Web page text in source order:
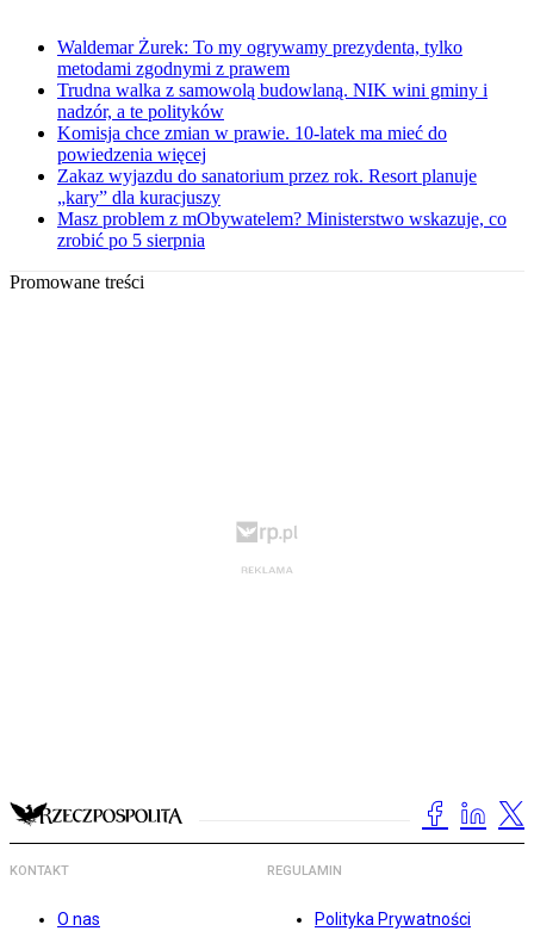
Waldemar Żurek: To my ogrywamy prezydenta, tylko
metodami zgodnymi z prawem
Trudna walka z samowolą budowlaną. NIK wini gminy i
nadzór, a te polityków
Komisja chce zmian w prawie. 10-latek ma mieć do
powiedzenia więcej
Zakaz wyjazdu do sanatorium przez rok. Resort planuje
„kary” dla kuracjuszy
Masz problem z mObywatelem? Ministerstwo wskazuje, co
zrobić po 5 sierpnia
Promowane treści
KONTAKT
O nas
REGULAMIN
Polityka Prywatności